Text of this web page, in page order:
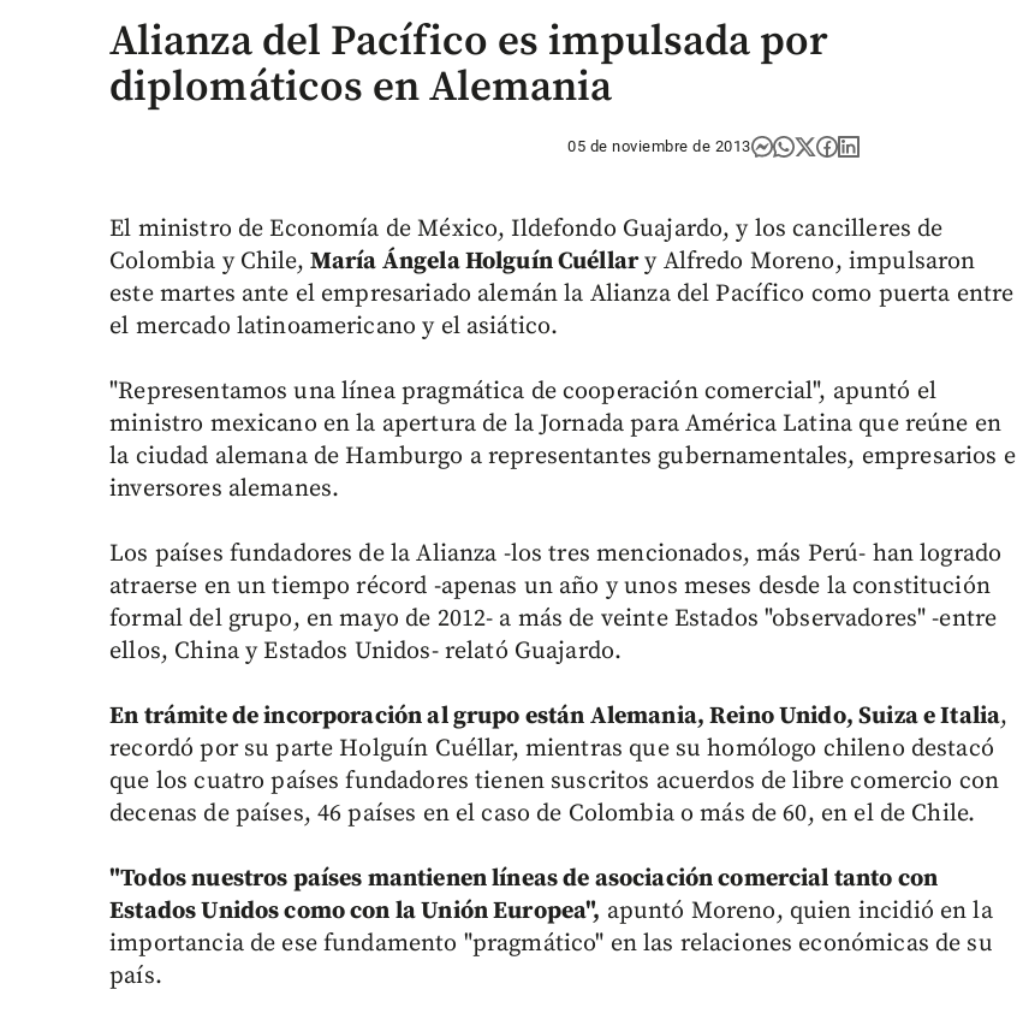
Alianza del Pacífico es impulsada por
diplomáticos en Alemania
05 de noviembre de 2013
El ministro de Economía de México, Ildefondo Guajardo, y los cancilleres de
Colombia y Chile, María Ángela Holguín Cuéllary Alfredo Moreno, impulsaron
este martes ante el empresariado alemán la Alianza del Pacífico como puerta entre
el mercado latinoamericano y el asiático.
"Representamos una línea pragmática de cooperación comercial", apuntó el
ministro mexicano en la apertura de la Jornada para América Latina que reúne en
la ciudad alemana de Hamburgo a representantes gubernamentales, empresarios e
inversores alemanes.
Los países fundadores de la Alianza -los tres mencionados, más Perú- han logrado
atraerse en un tiempo récord -apenas un año y unos meses desde la constitución
formal del grupo, en mayo de 2012- a más de veinte Estados "observadores" -entre
ellos, China y Estados Unidos- relató Guajardo.
En trámite de incorporación al grupo están Alemania, Reino Unido, Suiza e Italia,
recordó por su parte Holguín Cuéllar, mientras que su homólogo chileno destacó
que los cuatro países fundadores tienen suscritos acuerdos de libre comercio con
decenas de países, 46 países en el caso de Colombia o más de 60, en el de Chile.
"Todos nuestros países mantienen líneas de asociación comercial tanto con
Estados Unidos como con la Unión Europea", apuntó Moreno, quien incidió en la
importancia de ese fundamento "pragmático" en las relaciones económicas de su
país.